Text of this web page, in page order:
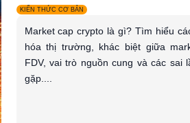
KIẾN THỨC CƠ BẢN
Market cap crypto là gì? Tìm hiểu
hóa thị trường, khác biệt giữa
FDV, vai trò nguồn cung và các sai
gặp....